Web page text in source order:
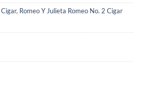
, Romeo Y Julieta Romeo No. 2 Cigar